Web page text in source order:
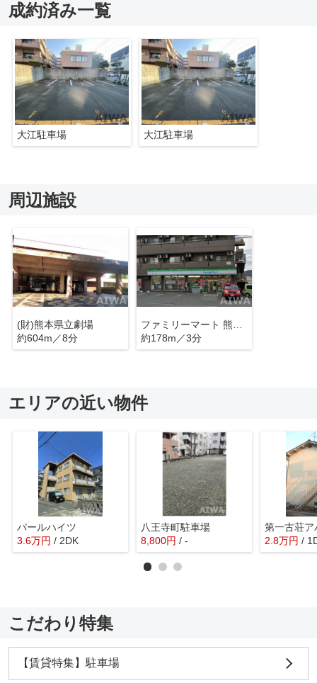
成約済み一覧
大江駐車場 大江駐車場
周辺施設
(財)熊本県立劇場
約604m／8分
約178m／3分
エリアの近い物件
パールハイツ
3.6万円 / 2DK
八王寺町駐車場
8,800円 / -
第一古荘ア
2.8万円 /
こだわり特集
【賃貸特集】駐車場